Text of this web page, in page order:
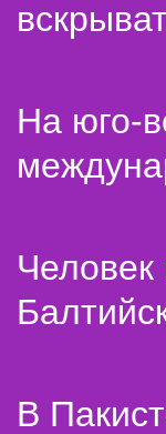
На юго-
В